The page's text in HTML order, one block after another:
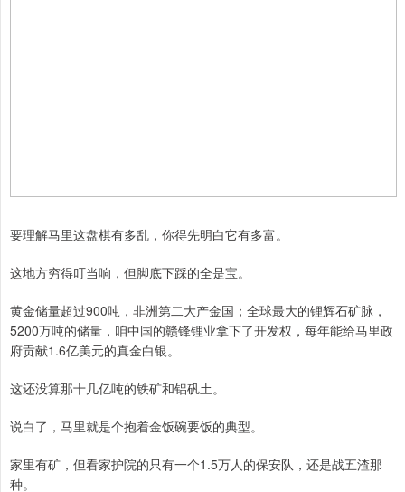
要理解马里这盘棋有多乱，你得先明白它有多富。
这地方穷得叮当响，但脚底下踩的全是宝。
黄金储量超过900吨，非洲第二大产金国；全球最大的锂辉石矿脉，
5200万吨的储量，咱中国的赣锋锂业拿下了开发权，每年能给马里政
府贡献1.6亿美元的真金白银。
这还没算那十几亿吨的铁矿和铝矾土。
说白了，马里就是个抱着金饭碗要饭的典型。
家里有矿，但看家护院的只有一个1.5万人的保安队，还是战五渣那
种。